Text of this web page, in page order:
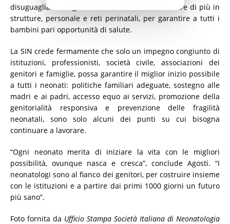
disuguaglianze regionali e la necessità di investire di più in
strutture, personale e reti perinatali, per garantire a tutti i
bambini pari opportunità di salute.
La SIN crede fermamente che solo un impegno congiunto di
istituzioni, professionisti, società civile, associazioni dei
genitori e famiglie, possa garantire il miglior inizio possibile
a tutti i neonati: politiche familiari adeguate, sostegno alle
madri e ai padri, accesso equo ai servizi, promozione della
genitorialità responsiva e prevenzione delle fragilità
neonatali, sono solo alcuni dei punti su cui bisogna
continuare a lavorare.
“Ogni neonato merita di iniziare la vita con le migliori
possibilità, ovunque nasca e cresca”, conclude Agosti. “I
neonatologi sono al fianco dei genitori, per costruire insieme
con le istituzioni e a partire dai primi 1000 giorni un futuro
più sano”.
Foto fornita da Ufficio Stampa Società Italiana di Neonatologia